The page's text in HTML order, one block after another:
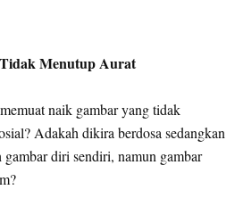
Menutup Aurat
naik gambar yang tidak
Adakah dikira berdosa sedangkan
gambar diri sendiri, namun gambar